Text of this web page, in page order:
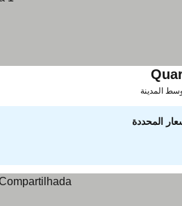
المحددة